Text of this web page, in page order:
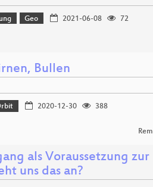
Geo 2021-06-08
72
Bullen
2020-12-30
388
als Voraussetzung
uns das an?